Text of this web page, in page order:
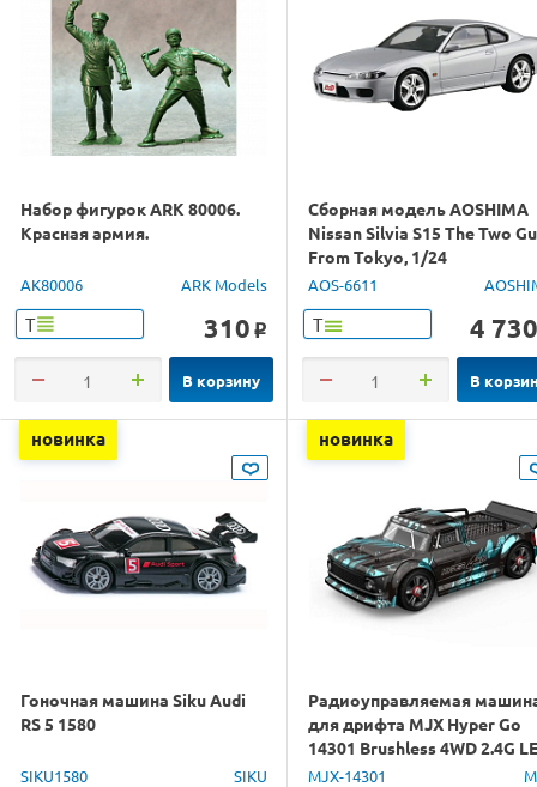
Набор фигурок ARK 80006.
Красная армия.
AK80006 ARK Models
Т 310 o
В корзину
Сборная модель AOSHIMA
Nissan Silvia S15 The Two
From Tokyo, 1/24
AOS-6611
Т 4 730
В
новинка
Гоночная машина Siku Audi
RS 5 1580
SIKU1580 SIKU
новинка
Радиоуправляемая
для дрифта MJX Hyper Go
14301 Brushless 4WD 2.4G
1/14 RTR
MJX-14301